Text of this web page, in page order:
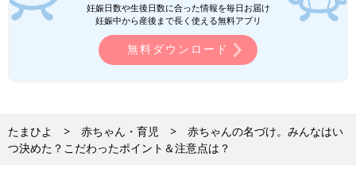
妊娠日数や生後日数に合った情報を毎日お届け
妊娠中から産後まで長く使える無料アプリ
無料ダウンロード
たまひよ 赤ちゃん・育児
赤ちゃんの名づけ。みんなはい
つ決めた？こだわったポイント＆注意点は？